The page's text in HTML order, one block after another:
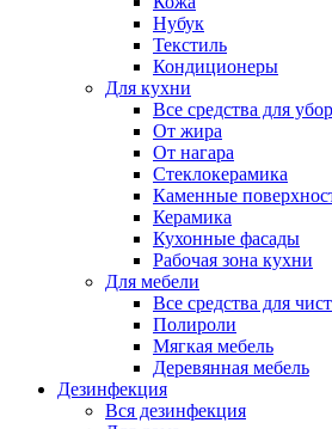
Нубук
Текстиль
Кондиционеры
Для кухни
Все средства для
От жира
От нагара
Стеклокерамика
Каменные
Керамика
Кухонные фасады
Рабочая зона кухни
Для мебели
Все средства для
Полироли
Мягкая мебель
Деревянная мебель
Дезинфекция
Вся дезинфекция